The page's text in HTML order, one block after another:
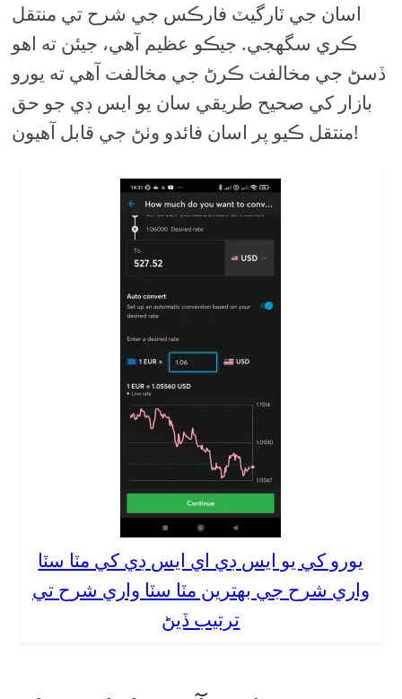
اسان جي ٽارگيٽ فارڪس جي شرح تي منتقل
ڪري سگهجي. جيڪو عظيم آهي، جيئن ته اهو
ڏسڻ جي مخالفت ڪرڻ جي مخالفت آهي ته يورو
بازار کي صحيح طريقي سان يو ايس ڊي جو حق
منتقل ڪيو پر اسان فائدو وٺڻ جي قابل آهيون!
يورو کي يو ايس ڊي اي ايس ڊي کي مٽا سٽا
واري شرح جي بهترين مٽا سٽا واري شرح تي
ترتيب ڏيڻ